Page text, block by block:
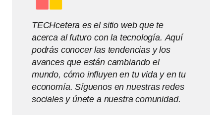
TECHcetera es el sitio web que te
acerca al futuro con la tecnología. Aquí
podrás conocer las tendencias y los
avances que están cambiando el
mundo, cómo influyen en tu vida y en tu
economía. Síguenos en nuestras redes
sociales y únete a nuestra comunidad.